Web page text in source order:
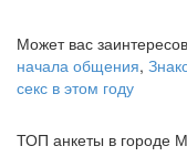
Может вас
начала общения,
секс в этом году
ТОП анкеты в городе